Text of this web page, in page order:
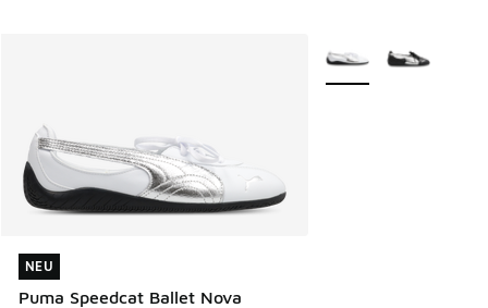
NEU
Puma Speedcat Ballet Nova
NEU
Weitere Farben